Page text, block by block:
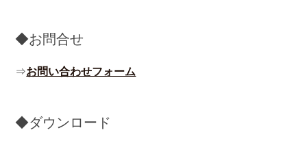
◆お問合せ
⇒お問い合わせフォーム
◆ダウンロード